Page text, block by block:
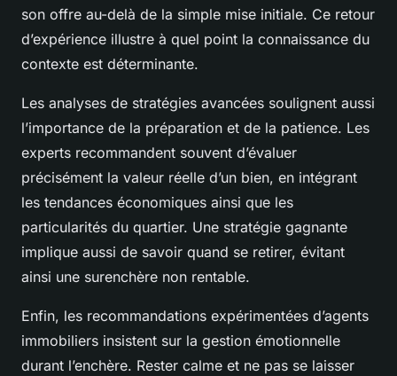
son offre au-delà de la simple mise initiale. Ce retour
d’expérience illustre à quel point la connaissance du
contexte est déterminante.
Les analyses de stratégies avancées soulignent aussi
l’importance de la préparation et de la patience. Les
experts recommandent souvent d’évaluer
précisément la valeur réelle d’un bien, en intégrant
les tendances économiques ainsi que les
particularités du quartier. Une stratégie gagnante
implique aussi de savoir quand se retirer, évitant
ainsi une surenchère non rentable.
Enfin, les recommandations expérimentées d’agents
immobiliers insistent sur la gestion émotionnelle
durant l’enchère. Rester calme et ne pas se laisser